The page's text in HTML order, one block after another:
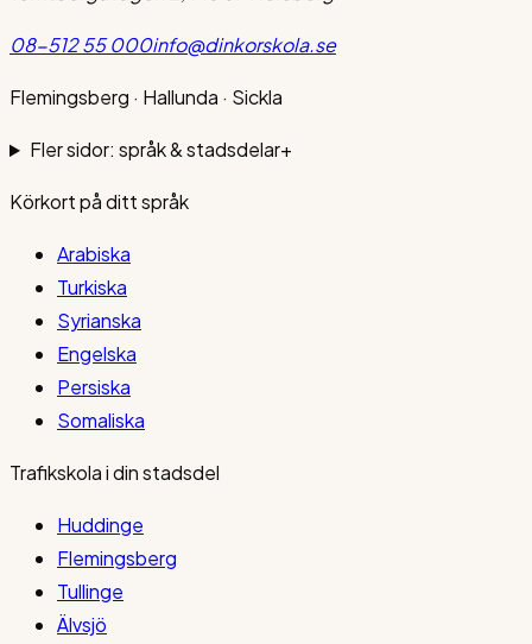
08-512 55 000info@dinkorskola.se
Flemingsberg · Hallunda · Sickla
Fler sidor: språk & stadsdelar+
Körkort på ditt språk
Arabiska
Turkiska
Syrianska
Engelska
Persiska
Somaliska
Trafikskola i din stadsdel
Huddinge
Flemingsberg
Tullinge
Älvsjö